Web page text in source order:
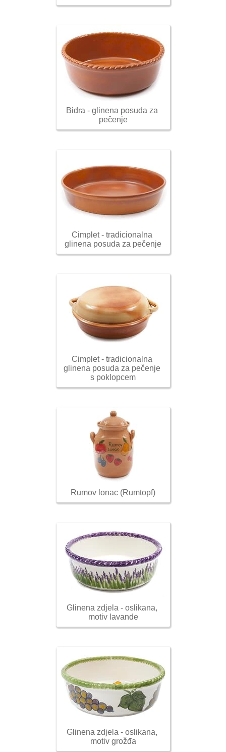
Bidra - glinena posuda za
pečenje
Cimplet - tradicionalna
glinena posuda za pečenje
Cimplet - tradicionalna
glinena posuda za pečenje
s poklopcem
Rumov lonac (Rumtopf)
Glinena zdjela - oslikana,
motiv lavande
Glinena zdjela - oslikana,
motiv grožđa